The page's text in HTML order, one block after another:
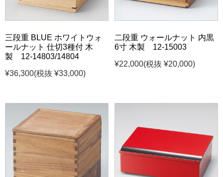
三段重 BLUE ホワイトウォ
ールナット 仕切3種付 木
製 12-14803/14804
¥36,300(税抜 ¥33,000)
二段重 ウォールナット 内黒
6寸 木製 12-15003
¥22,000(税抜 ¥20,000)